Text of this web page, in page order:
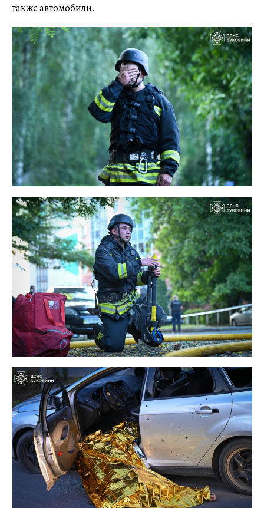
также автомобили.